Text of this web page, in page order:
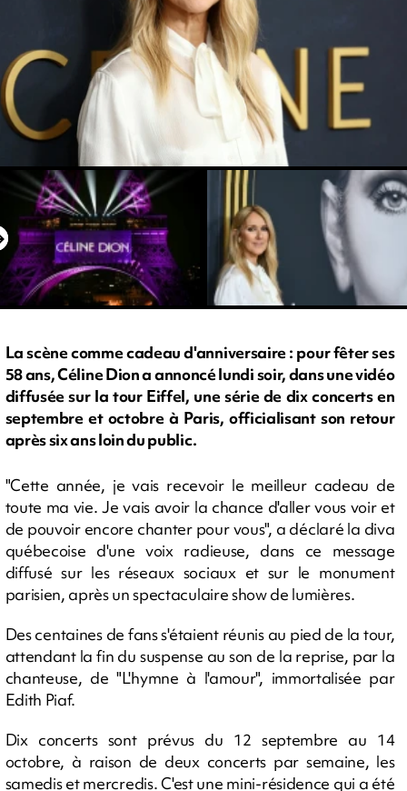
La scène comme cadeau d'anniversaire : pour fêter ses
58 ans, Céline Dion a annoncé lundi soir, dans une vidéo
diffusée sur la tour Eiffel, une série de dix concerts en
septembre et octobre à Paris, officialisant son retour
après six ans loin du public.
"Cette année, je vais recevoir le meilleur cadeau de
toute ma vie. Je vais avoir la chance d'aller vous voir et
de pouvoir encore chanter pour vous", a déclaré la diva
québecoise d'une voix radieuse, dans ce message
diffusé sur les réseaux sociaux et sur le monument
parisien, après un spectaculaire show de lumières.
Des centaines de fans s'étaient réunis au pied de la tour,
attendant la fin du suspense au son de la reprise, par la
chanteuse, de "L'hymne à l'amour", immortalisée par
Edith Piaf.
Dix concerts sont prévus du 12 septembre au 14
octobre, à raison de deux concerts par semaine, les
samedis et mercredis. C'est une mini-résidence qui a été